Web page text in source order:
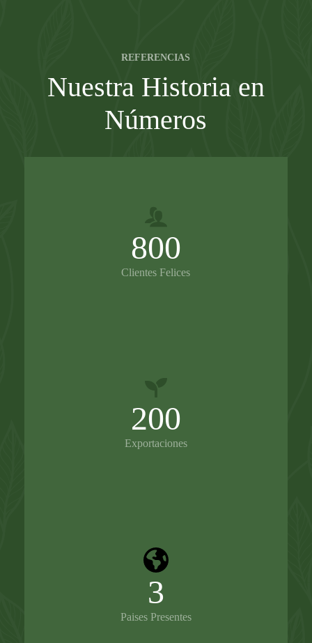
REFERENCIAS
Nuestra Historia en
Números
800
Clientes Felices
200
Exportaciones
3
Paises Presentes